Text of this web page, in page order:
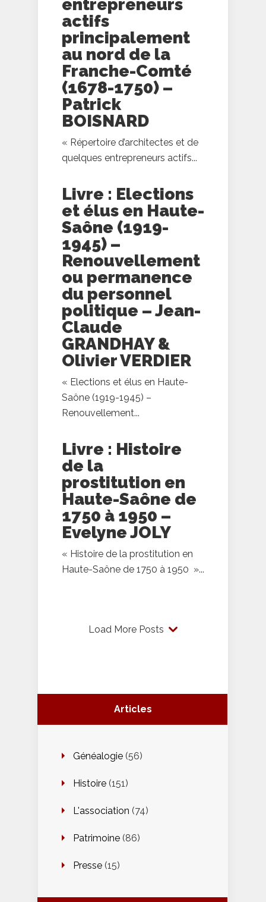
entrepreneurs
actifs
principalement
au nord de la
Franche-Comté
(1678-1750) –
Patrick
BOISNARD
« Répertoire d’architectes et de
quelques entrepreneurs actifs...
Livre : Elections
et élus en Haute-
Saône (1919-
1945) –
Renouvellement
ou permanence
du personnel
politique – Jean-
Claude
GRANDHAY &
Olivier VERDIER
« Elections et élus en Haute-
Saône (1919-1945) –
Renouvellement...
Livre : Histoire
de la
prostitution en
Haute-Saône de
1750 à 1950 –
Evelyne JOLY
« Histoire de la prostitution en
Haute-Saône de 1750 à 1950 »...
Load More Posts
Articles
Généalogie (56)
Histoire (151)
L'association (74)
Patrimoine (86)
Presse (15)